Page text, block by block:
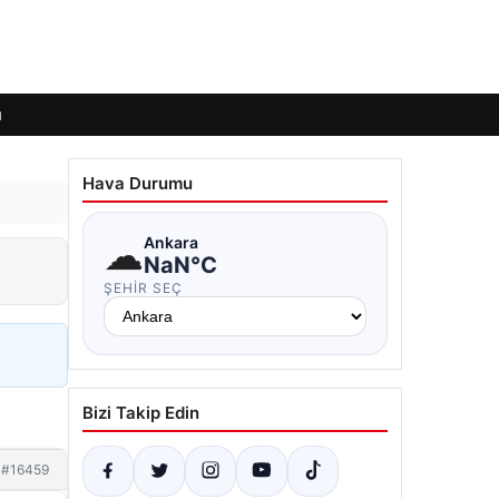
#16459
Hava Durumu
☁Ankara
NaN°C
ŞEHIR SEÇ
Bizi Takip Edin